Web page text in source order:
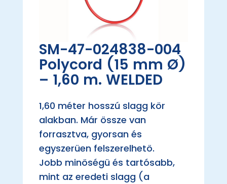
SM-47-024838-004
Polycord (15 mm Ø)
– 1,60 m. WELDED
1,60 méter hosszú slagg kör
alakban. Már össze van
forrasztva, gyorsan és
egyszerüen felszerelhetö.
Jobb minöségü és tartósabb,
mint az eredeti slagg (a